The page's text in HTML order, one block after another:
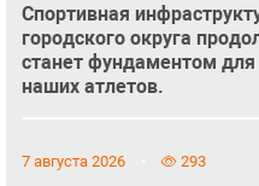
Спортивная
городского округа
станет фундаментом
наших атлетов.
7 августа 2026 293